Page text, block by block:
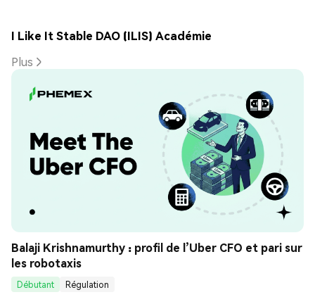
I Like It Stable DAO (ILIS) Académie
Plus
Balaji Krishnamurthy : profil de l’Uber CFO et pari sur
les robotaxis
Débutant
Régulation